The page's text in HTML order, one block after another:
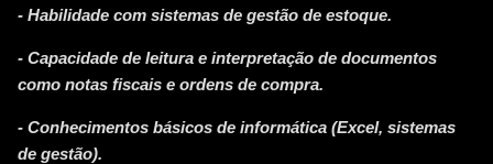
- Habilidade com sistemas de gestão de estoque.
- Capacidade de leitura e interpretação de documentos
como notas fiscais e ordens de compra.
- Conhecimentos básicos de informática (Excel, sistemas
de gestão).